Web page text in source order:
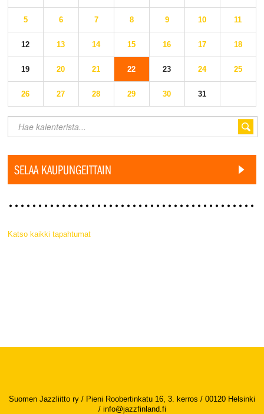
5 6 7 8 9 10 11
12 13 14 15 16 17 18
19 20 21 22 23 24 25
26 27 28 29 30 31
SELAA KAUPUNGEITTAIN
Katso kaikki tapahtumat
Suomen Jazzliitto ry / Pieni Roobertinkatu 16, 3. kerros / 00120 Helsinki
/ info@jazzfinland.fi